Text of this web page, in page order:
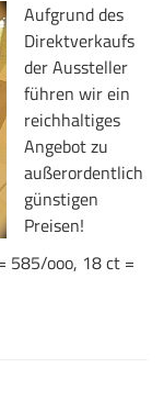
Aufgrund des
Direktverkaufs
der Aussteller
führen wir ein
reichhaltiges
Angebot zu
außerordentlich
günstigen
Preisen!
585/ooo, 18 ct =